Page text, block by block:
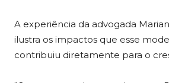
A experiência da advogada
ilustra os impactos que esse
contribuiu diretamente para o